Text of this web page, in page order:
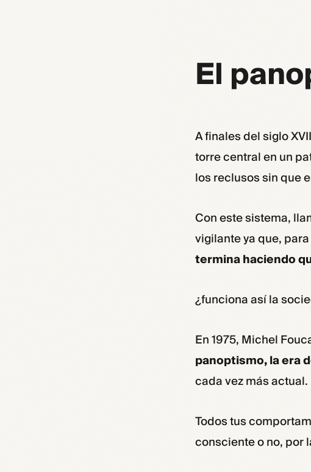
El
A finales del siglo
torre central en un
los reclusos sin que
Con este sistema,
vigilante ya que,
termina haciendo
¿funciona así la
En 1975, Michel
panoptismo, la era
cada vez más actual.
Todos tus
consciente o no, por